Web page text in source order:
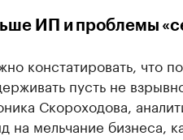
ИП и проблемы
констатировать, что
пусть не
Скороходова,
на мельчание бизнеса,